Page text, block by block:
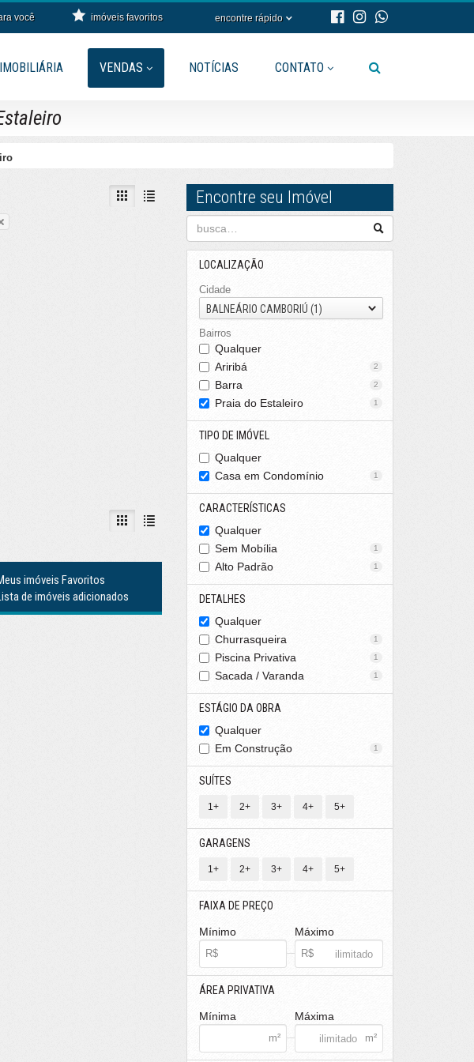
você encontre rápido
imóveis favoritos
VENDAS NOTÍCIAS CONTATO
Encontre seu Imóvel
LOCALIZAÇÃO
Cidade
BALNEÁRIO CAMBORIÚ (1)
Bairros
Qualquer
Ariribá
2
Barra 2
Praia do Estaleiro 1
TIPO DE IMÓVEL
Qualquer
Casa em Condomínio
1
CARACTERÍSTICAS
Qualquer
Sem Mobília
1
Alto Padrão 1
DETALHES
Qualquer
Churrasqueira
1
Piscina Privativa 1
Sacada / Varanda 1
ESTÁGIO DA OBRA
Qualquer
Em Construção
1
SUÍTES
1+ 2+ 3+ 4+ 5+
GARAGENS
1+ 2+ 3+ 4+ 5+
FAIXA DE PREÇO
Mínimo Máximo
ÁREA PRIVATIVA
Mínima Máxima
imóveis Favoritos
de imóveis adicionados